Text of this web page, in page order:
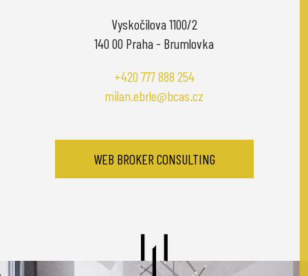
Vyskočilova 1100/2
140 00 Praha - Brumlovka
+420 777 888 254
milan.ebrle@bcas.cz
WEB BROKER CONSULTING